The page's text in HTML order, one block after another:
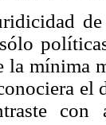
la mínima
con